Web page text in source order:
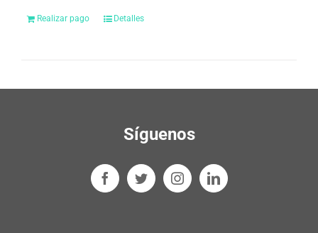
Realizar pago Detalles
Síguenos